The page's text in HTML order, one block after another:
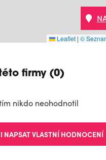
Leaflet | ©
firmy (0)
nikdo neohodnotil
NAPSAT VLASTNÍ HODNOCENÍ